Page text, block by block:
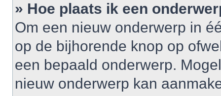
» Hoe plaats ik een
Om een nieuw onderwerp in
op de bijhorende knop op
een bepaald onderwerp.
nieuw onderwerp kan